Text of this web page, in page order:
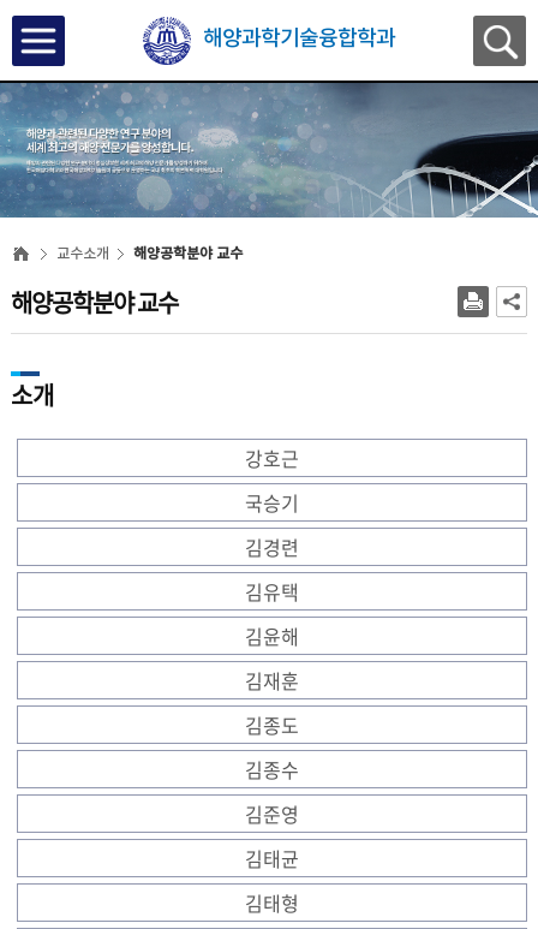
해양과학기술융합학과
교수소개 해양공학분야 교수
해양공학분야 교수
소개
강호근
국승기
김경련
김유택
김윤해
김재훈
김종도
김종수
김준영
김태균
김태형